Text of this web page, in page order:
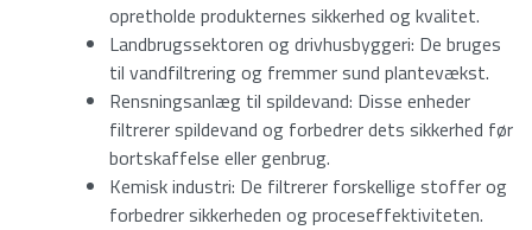
opretholde produkternes sikkerhed og kvalitet.
Landbrugssektoren og drivhusbyggeri: De bruges
til vandfiltrering og fremmer sund plantevækst.
Rensningsanlæg til spildevand: Disse enheder
filtrerer spildevand og forbedrer dets sikkerhed før
bortskaffelse eller genbrug.
Kemisk industri: De filtrerer forskellige stoffer og
forbedrer sikkerheden og proceseffektiviteten.